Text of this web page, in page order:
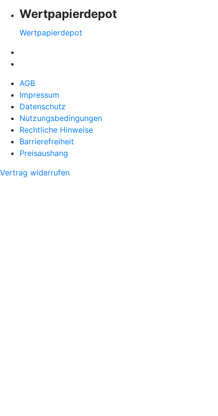
Wertpapierdepot
Wertpapierdepot
AGB
Impressum
Datenschutz
Nutzungsbedingungen
Rechtliche Hinweise
Barrierefreiheit
Preisaushang
Vertrag widerrufen